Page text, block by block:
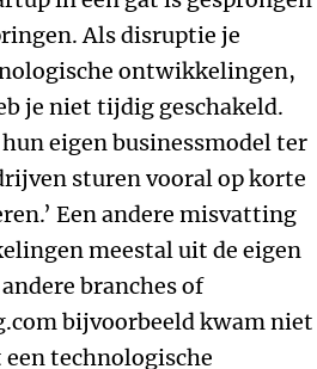
Als disruptie je
ontwikkelingen,
je niet tijdig geschakeld.
eigen businessmodel ter
sturen vooral op korte
Een andere misvatting
meestal uit de eigen
branches of
bijvoorbeeld kwam niet
technologische